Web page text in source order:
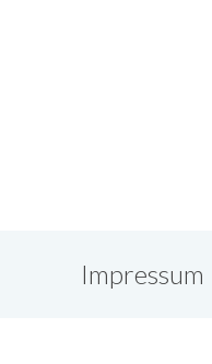
Impressum